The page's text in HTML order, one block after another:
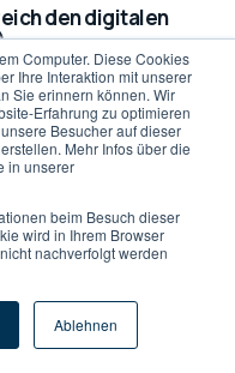
Computer. Diese Cookies
Ihre Interaktion mit unserer
Sie erinnern können. Wir
Erfahrung zu optimieren
Besucher auf dieser
Mehr Infos über die
in unserer
beim Besuch dieser
wird in Ihrem Browser
nachverfolgt werden
Ablehnen
den digitalen
DMS